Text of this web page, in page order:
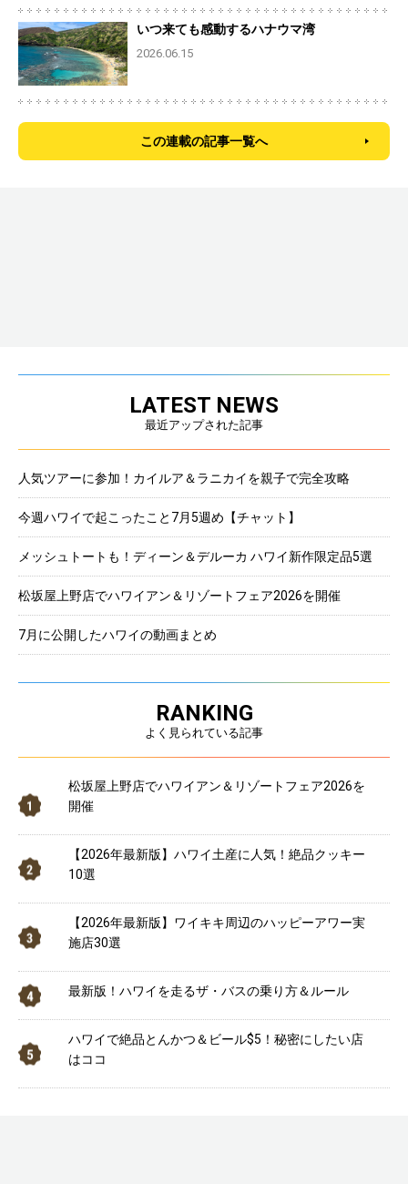
いつ来ても感動するハナウマ湾
2026.06.15
この連載の記事一覧へ
LATEST NEWS
最近アップされた記事
人気ツアーに参加！カイルア＆ラニカイを親子で完全攻略
今週ハワイで起こったこと7月5週め【チャット】
メッシュトートも！ディーン＆デルーカ ハワイ新作限定品5選
松坂屋上野店でハワイアン＆リゾートフェア2026を開催
7月に公開したハワイの動画まとめ
RANKING
よく見られている記事
松坂屋上野店でハワイアン＆リゾートフェア2026を
開催
【2026年最新版】ハワイ土産に人気！絶品クッキー
10選
【2026年最新版】ワイキキ周辺のハッピーアワー実
施店30選
最新版！ハワイを走るザ・バスの乗り方＆ルール
ハワイで絶品とんかつ＆ビール$5！秘密にしたい店
はココ